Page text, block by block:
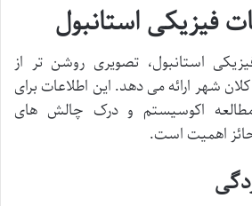
فیزیکی استانبول
استانبول، تصویری روشن تر از
شهر ارائه می دهد. این اطلاعات برای
اکوسیستم و درک چالش های
اهمیت است.